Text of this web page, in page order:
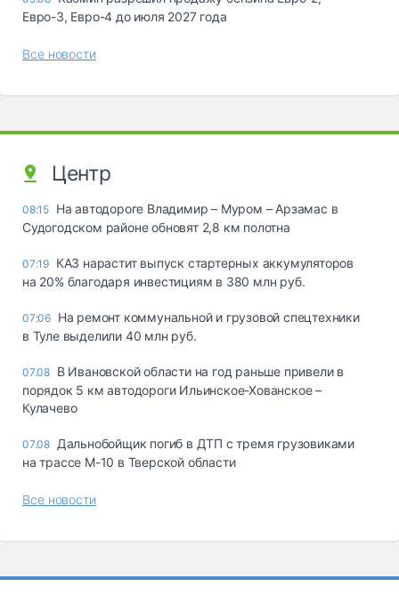
Евро-3, Евро-4 до июля 2027 года
Все новости
Центр
08:15 На автодороге Владимир – Муром – Арзамас в
Судогодском районе обновят 2,8 км полотна
07:19 КАЗ нарастит выпуск стартерных аккумуляторов
на 20% благодаря инвестициям в 380 млн руб.
07:06 На ремонт коммунальной и грузовой спецтехники
в Туле выделили 40 млн руб.
07.08 В Ивановской области на год раньше привели в
порядок 5 км автодороги Ильинское-Хованское –
Кулачево
07.08 Дальнобойщик погиб в ДТП с тремя грузовиками
на трассе М-10 в Тверской области
Все новости